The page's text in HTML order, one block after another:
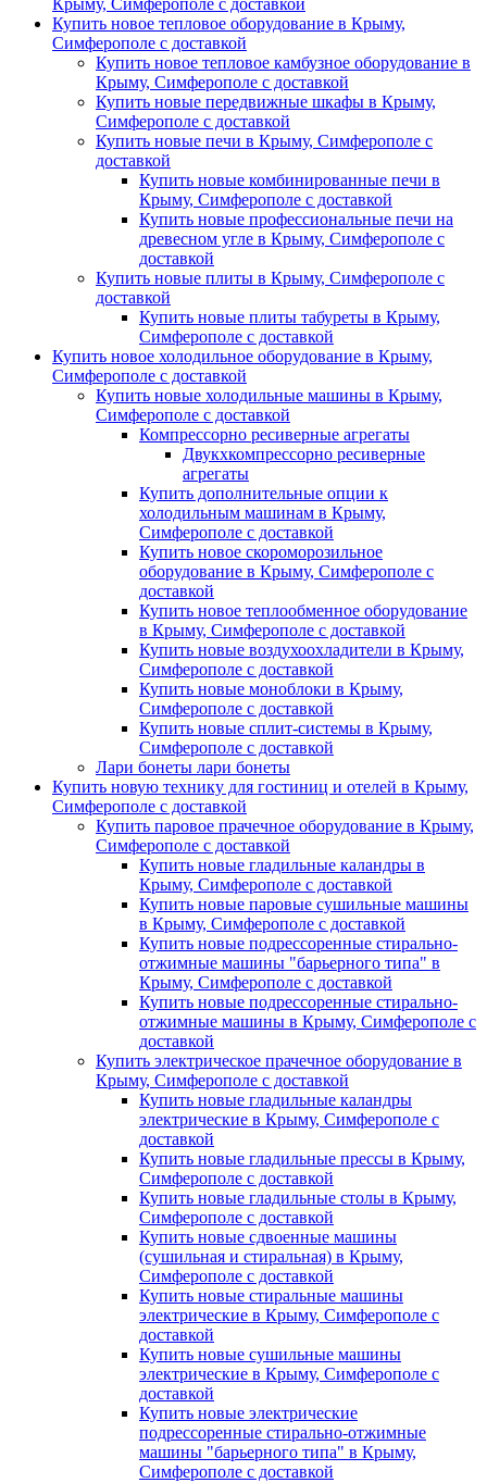
Крыму, Симферополе с доставкой
Купить новое тепловое оборудование в Крыму,
Симферополе с доставкой
Купить новое тепловое камбузное оборудование в
Крыму, Симферополе с доставкой
Купить новые передвижные шкафы в Крыму,
Симферополе с доставкой
Купить новые печи в Крыму, Симферополе с
доставкой
Купить новые комбинированные печи в
Крыму, Симферополе с доставкой
Купить новые профессиональные печи на
древесном угле в Крыму, Симферополе с
доставкой
Купить новые плиты в Крыму, Симферополе с
доставкой
Купить новые плиты табуреты в Крыму,
Симферополе с доставкой
Купить новое холодильное оборудование в Крыму,
Симферополе с доставкой
Купить новые холодильные машины в Крыму,
Симферополе с доставкой
Компрессорно ресиверные агрегаты
Двукхкомпрессорно ресиверные
агрегаты
Купить дополнительные опции к
холодильным машинам в Крыму,
Симферополе с доставкой
Купить новое скороморозильное
оборудование в Крыму, Симферополе с
доставкой
Купить новое теплообменное оборудование
в Крыму, Симферополе с доставкой
Купить новые воздухоохладители в Крыму,
Симферополе с доставкой
Купить новые моноблоки в Крыму,
Симферополе с доставкой
Купить новые сплит-системы в Крыму,
Симферополе с доставкой
Лари бонеты лари бонеты
Купить новую технику для гостиниц и отелей в Крыму,
Симферополе с доставкой
Купить паровое прачечное оборудование в Крыму,
Симферополе с доставкой
Купить новые гладильные каландры в
Крыму, Симферополе с доставкой
Купить новые паровые сушильные машины
в Крыму, Симферополе с доставкой
Купить новые подрессоренные стирально-
отжимные машины "барьерного типа" в
Крыму, Симферополе с доставкой
Купить новые подрессоренные стирально-
отжимные машины в Крыму, Симферополе с
доставкой
Купить электрическое прачечное оборудование в
Крыму, Симферополе с доставкой
Купить новые гладильные каландры
электрические в Крыму, Симферополе с
доставкой
Купить новые гладильные прессы в Крыму,
Симферополе с доставкой
Купить новые гладильные столы в Крыму,
Симферополе с доставкой
Купить новые сдвоенные машины
(сушильная и стиральная) в Крыму,
Симферополе с доставкой
Купить новые стиральные машины
электрические в Крыму, Симферополе с
доставкой
Купить новые сушильные машины
электрические в Крыму, Симферополе с
доставкой
Купить новые электрические
подрессоренные стирально-отжимные
машины "барьерного типа" в Крыму,
Симферополе с доставкой